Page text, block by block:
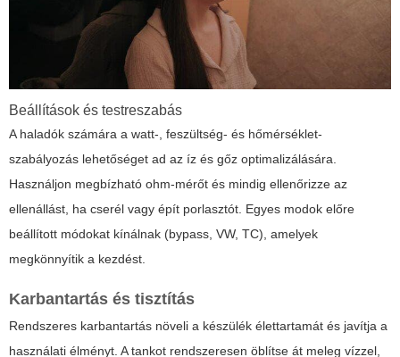
Beállítások és testreszabás
A haladók számára a watt-, feszültség- és hőmérséklet-
szabályozás lehetőséget ad az íz és gőz optimalizálására.
Használjon megbízható ohm-mérőt és mindig ellenőrizze az
ellenállást, ha cserél vagy épít porlasztót. Egyes modok előre
beállított módokat kínálnak (bypass, VW, TC), amelyek
megkönnyítik a kezdést.
Karbantartás és tisztítás
Rendszeres karbantartás növeli a készülék élettartamát és javítja a
használati élményt. A tankot rendszeresen öblítse át meleg vízzel,